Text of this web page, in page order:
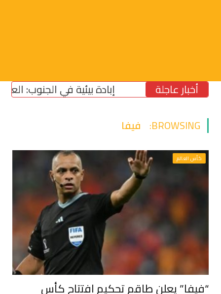
أخبار عاجلة إبادة بيئية في الجنوب: العدو
BROWSING: فيفا
كأس العالم
“فيفا” يعلن طاقم تحكيم افتتاح كأس